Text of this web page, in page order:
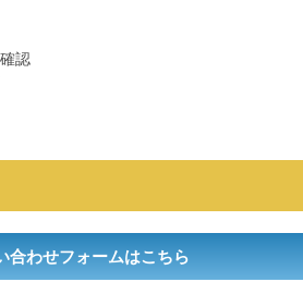
認
合わせフォームはこちら